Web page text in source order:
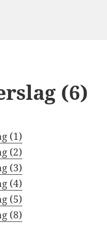
(6)
(1)
(2)
(3)
(4)
(5)
(8)